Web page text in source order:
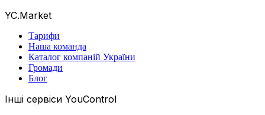
YC.Market
Тарифи
Наша команда
Каталог компаній України
Громади
Блог
Інші сервіси YouControl